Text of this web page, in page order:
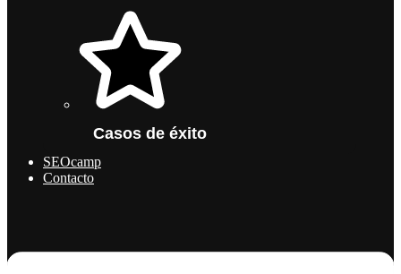
Casos de éxito
SEOcamp
Contacto